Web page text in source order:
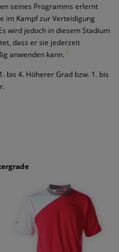
seines Programms erlernt
im Kampf zur Verteidigung
wird jedoch in diesem Stadium
dass er sie jederzeit
anwenden kann. 8
bis 4. Höherer Grad bzw. 1. bis